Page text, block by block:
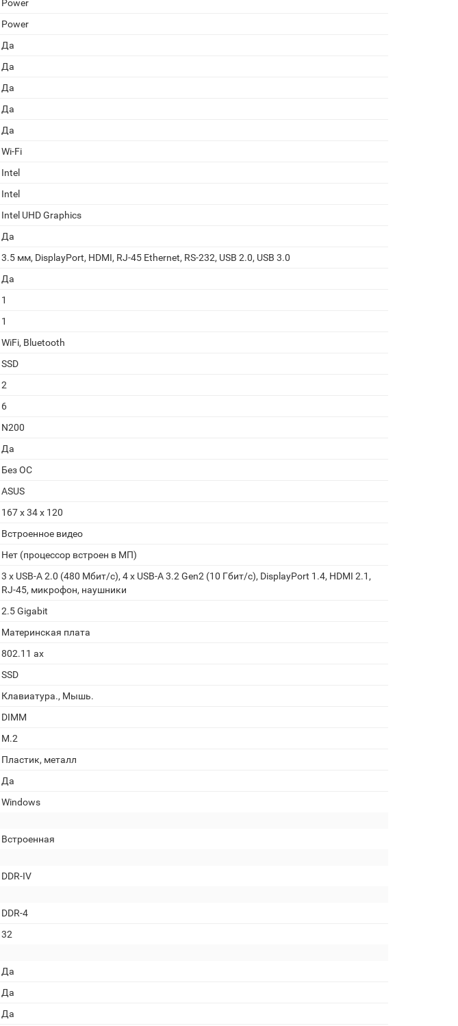
Power
Power
Да
Да
Да
Да
Да
Wi-Fi
Intel
Intel
Intel UHD Graphics
Да
3.5 мм, DisplayPort, HDMI, RJ-45 Ethernet, RS-232, USB 2.0, USB 3.0
Да
1
1
WiFi, Bluetooth
SSD
2
6
N200
Да
Без ОС
ASUS
167 х 34 х 120
Встроенное видео
Нет (процессор встроен в МП)
3 x USB-A 2.0 (480 Мбит/с), 4 x USB-A 3.2 Gen2 (10 Гбит/с), DisplayPort 1.4, HDMI 2.1,
RJ-45, микрофон, наушники
2.5 Gigabit
Материнская плата
802.11 ax
SSD
Клавиатура., Мышь.
DIMM
M.2
Пластик, металл
Да
Windows
Встроенная
DDR-IV
DDR-4
32
Да
Да
Да